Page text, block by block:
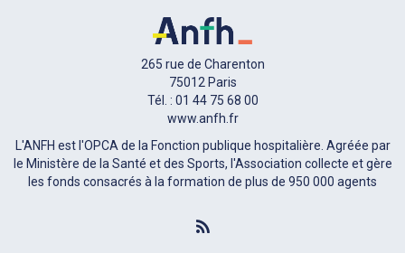
265 rue de Charenton
75012 Paris
Tél. : 01 44 75 68 00
www.anfh.fr
L'ANFH est l'OPCA de la Fonction publique hospitalière. Agréée par
le Ministère de la Santé et des Sports, l'Association collecte et gère
les fonds consacrés à la formation de plus de 950 000 agents